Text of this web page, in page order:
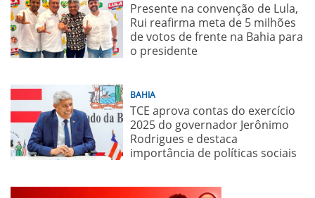
Presente na convenção de Lula,
Rui reafirma meta de 5 milhões
de votos de frente na Bahia para
o presidente
BAHIA
TCE aprova contas do exercício
2025 do governador Jerônimo
Rodrigues e destaca
importância de políticas sociais